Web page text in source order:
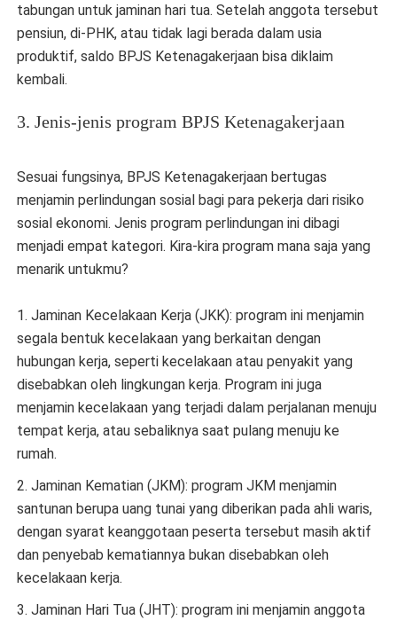
tabungan untuk jaminan hari tua. Setelah anggota tersebut
pensiun, di-PHK, atau tidak lagi berada dalam usia
produktif, saldo BPJS Ketenagakerjaan bisa diklaim
kembali.
3. Jenis-jenis program BPJS Ketenagakerjaan
Sesuai fungsinya, BPJS Ketenagakerjaan bertugas
menjamin perlindungan sosial bagi para pekerja dari risiko
sosial ekonomi. Jenis program perlindungan ini dibagi
menjadi empat kategori. Kira-kira program mana saja yang
menarik untukmu?
1. Jaminan Kecelakaan Kerja (JKK): program ini menjamin
segala bentuk kecelakaan yang berkaitan dengan
hubungan kerja, seperti kecelakaan atau penyakit yang
disebabkan oleh lingkungan kerja. Program ini juga
menjamin kecelakaan yang terjadi dalam perjalanan menuju
tempat kerja, atau sebaliknya saat pulang menuju ke
rumah.
2. Jaminan Kematian (JKM): program JKM menjamin
santunan berupa uang tunai yang diberikan pada ahli waris,
dengan syarat keanggotaan peserta tersebut masih aktif
dan penyebab kematiannya bukan disebabkan oleh
kecelakaan kerja.
3. Jaminan Hari Tua (JHT): program ini menjamin anggota